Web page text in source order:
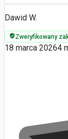
Dawid W.
Zweryfikowany
18 marca 20264